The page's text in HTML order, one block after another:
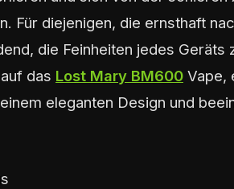
Für diejenigen, die ernsthaft
die Feinheiten jedes
das Lost Mary BM600 Vape,
eleganten Design und